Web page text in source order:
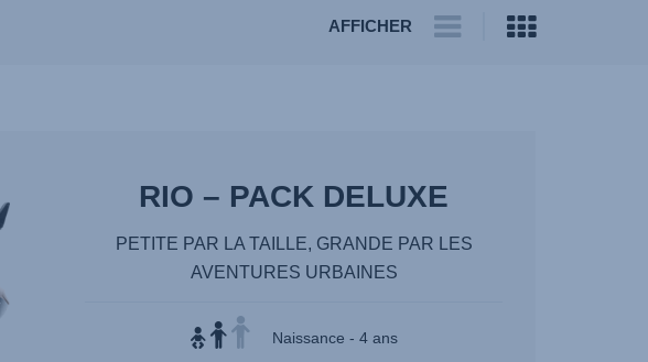
AFFICHER
RIO – PACK DELUXE
PETITE PAR LA TAILLE, GRANDE PAR LES
AVENTURES URBAINES
Naissance - 4 ans